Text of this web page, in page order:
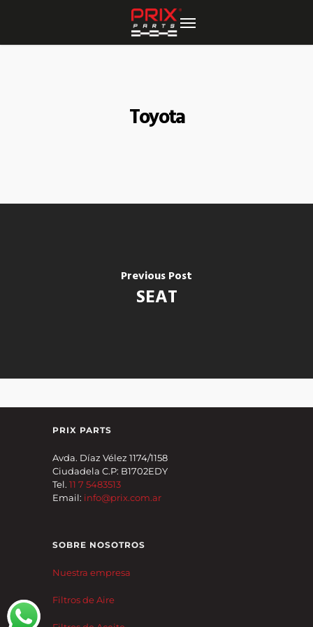
Toyota
Previous Post
SEAT
PRIX PARTS
Avda. Díaz Vélez 1174/1158
Ciudadela C.P: B1702EDY
Tel. 11 7 5483513
Email: info@prix.com.ar
SOBRE NOSOTROS
Nuestra empresa
Filtros de Aire